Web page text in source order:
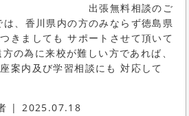
０ 出張無料相談のご
、香川県内の方のみならず徳島県
きましても サポートさせて頂いて
の為に来校が難しい方であれば、
案内及び学習相談にも 対応して
2025.07.18